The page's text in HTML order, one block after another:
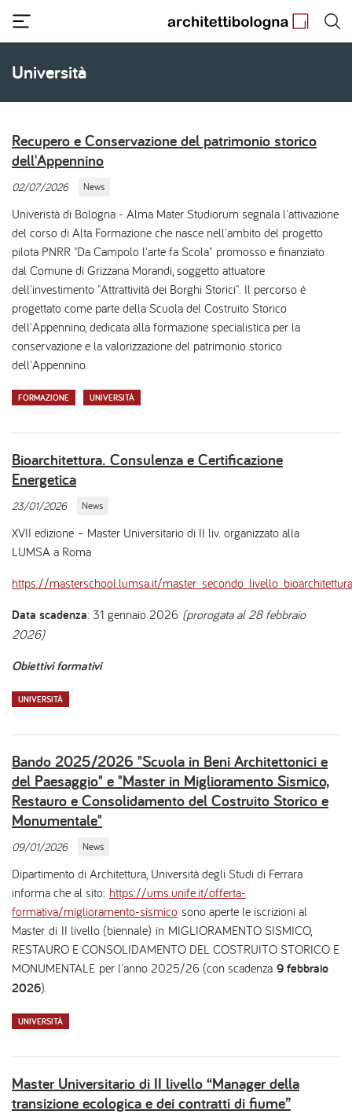
contenuto
principale
Università
Recupero e Conservazione del patrimonio storico
dell'Appennino
02/07/2026 News
Univeristà di Bologna - Alma Mater Studiorum segnala l'attivazione
del corso di Alta Formazione che nasce nell'ambito del progetto
pilota PNRR "Da Campolo l'arte fa Scola" promosso e finanziato
dal Comune di Grizzana Morandi, soggetto attuatore
dell'investimento "Attrattività dei Borghi Storici". Il percorso è
progettato come parte della Scuola del Costruito Storico
dell'Appennino, dedicata alla formazione specialistica per la
conservazione e la valorizzazione del patrimonio storico
dell'Appennino.
FORMAZIONE UNIVERSITÀ
Bioarchitettura. Consulenza e Certificazione
Energetica
23/01/2026 News
XVII edizione – Master Universitario di II liv. organizzato alla
LUMSA a Roma
https://masterschool.lumsa.it/master_secondo_livello_bioarchitettura
Data scadenza: 31 gennaio 2026 (prorogata al 28 febbraio
2026)
Obiettivi formativi
UNIVERSITÀ
Bando 2025/2026 "Scuola in Beni Architettonici e
del Paesaggio" e "Master in Miglioramento Sismico,
Restauro e Consolidamento del Costruito Storico e
Monumentale"
09/01/2026 News
Dipartimento di Architettura, Università degli Studi di Ferrara
informa che al sito: https://ums.unife.it/offerta-
formativa/miglioramento-sismico sono aperte le iscrizioni al
Master di II livello (biennale) in MIGLIORAMENTO SISMICO,
RESTAURO E CONSOLIDAMENTO DEL COSTRUITO STORICO E
MONUMENTALE per l'anno 2025/26 (con scadenza 9 febbraio
2026).
UNIVERSITÀ
Master Universitario di II livello “Manager della
transizione ecologica e dei contratti di fiume”